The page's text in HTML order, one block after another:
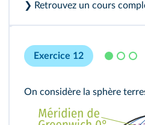
❯ Retrouvez un cours
Exercice 12
On considère la sphère